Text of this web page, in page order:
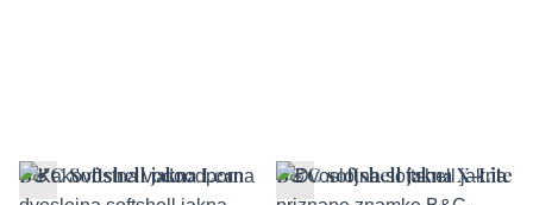
B&C Softshell jakna Lean B&C softshell jakna X-Lite